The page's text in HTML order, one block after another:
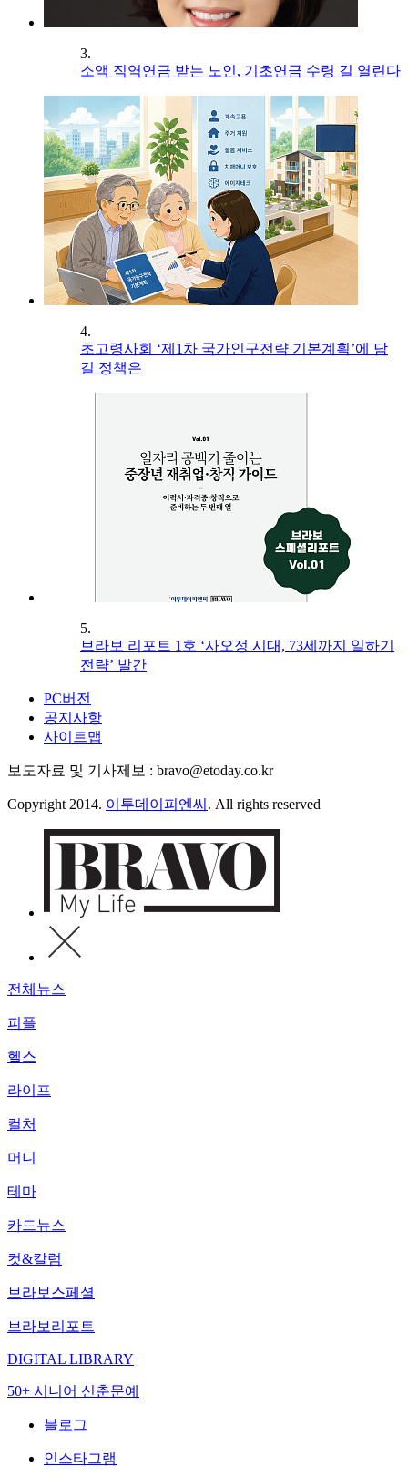
3.
소액 직역연금 받는 노인, 기초연금 수령 길 열린다
4.
초고령사회 ‘제1차 국가인구전략 기본계획’에 담
길 정책은
5.
브라보 리포트 1호 ‘사오정 시대, 73세까지 일하기
전략’ 발간
PC버전
공지사항
사이트맵
보도자료 및 기사제보 : bravo@etoday.co.kr
Copyright 2014. 이투데이피엔씨 . All rights reserved
전체뉴스
피플
헬스
라이프
컬처
머니
테마
카드뉴스
컷&칼럼
브라보스페셜
브라보리포트
DIGITAL LIBRARY
50+ 시니어 신춘문예
블로그
인스타그램